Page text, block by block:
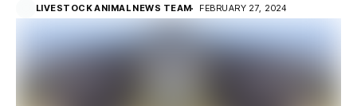
LIVESTOCK ANIMAL NEWS TEAM FEBRUARY 27, 2024